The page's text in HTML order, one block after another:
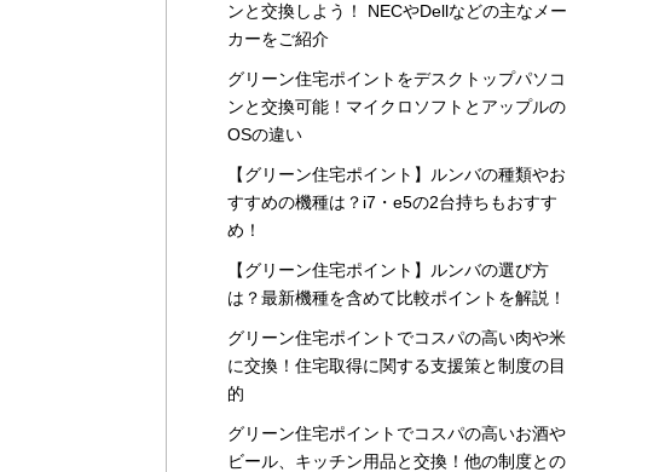
ンと交換しよう！ NECやDellなどの主なメー
カーをご紹介
グリーン住宅ポイントをデスクトップパソコ
ンと交換可能！マイクロソフトとアップルの
OSの違い
【グリーン住宅ポイント】ルンバの種類やお
すすめの機種は？i7・e5の2台持ちもおすす
め！
【グリーン住宅ポイント】ルンバの選び方
は？最新機種を含めて比較ポイントを解説！
グリーン住宅ポイントでコスパの高い肉や米
に交換！住宅取得に関する支援策と制度の目
的
グリーン住宅ポイントでコスパの高いお酒や
ビール、キッチン用品と交換！他の制度との